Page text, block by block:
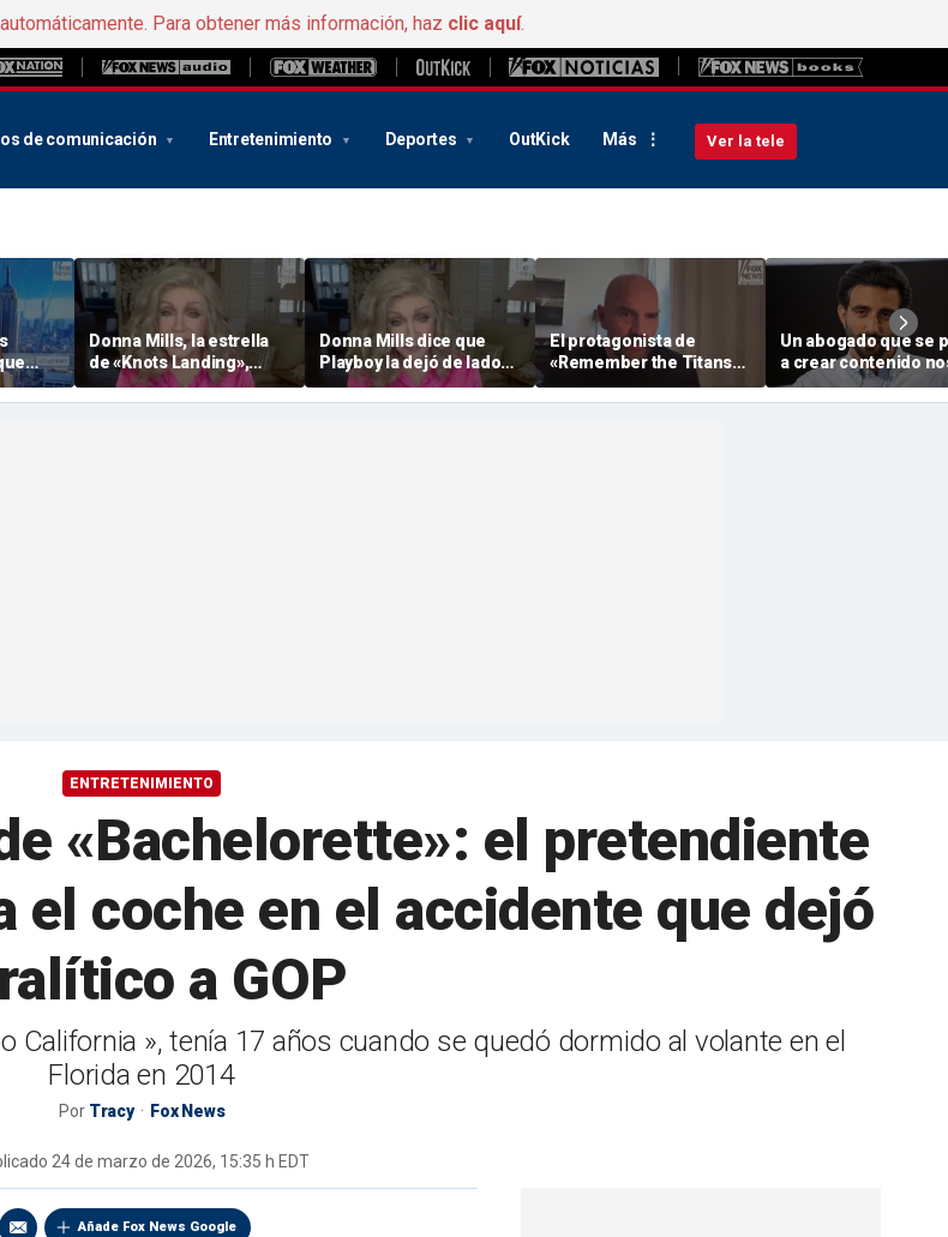
Para obtener más información, haz clic aquí.
de comunicación Entretenimiento Deportes OutKick Más Ver la tele
Donna Mills, la estrella
de «Knots Landing»,
adelanta un OnlyFans
«picante» a sus 85 años
Donna Mills dice que
Playboy la dejó de lado
por negarse a posar
desnuda
El protagonista de
«Remember the Titans»
desvela la clave para
mantener el peso
Un abogado que se
a crear contenido
cuenta cómo
una comunidad tras
ENTRETENIMIENTO
«Bachelorette»: el pretendiente
el coche en el accidente que dejó
a GOP
California », tenía 17 años cuando se quedó dormido al volante en el
Florida en 2014
Por Tracy Fox News
24 de marzo de 2026, 15:35 h EDT
Añade Fox News Google